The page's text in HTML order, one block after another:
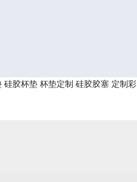
胶杯垫 杯垫定制 硅胶胶塞 定制彩